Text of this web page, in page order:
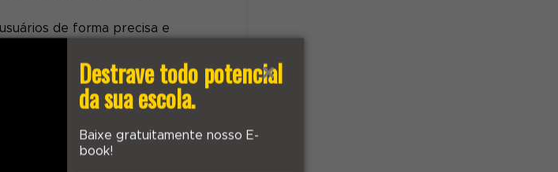
Destrave todo potencial
da sua escola.
Baixe gratuitamente nosso E-
book!
de forma precisa e
de gerar respostas aos
pode fornecer respostas mais
usuário fornece.